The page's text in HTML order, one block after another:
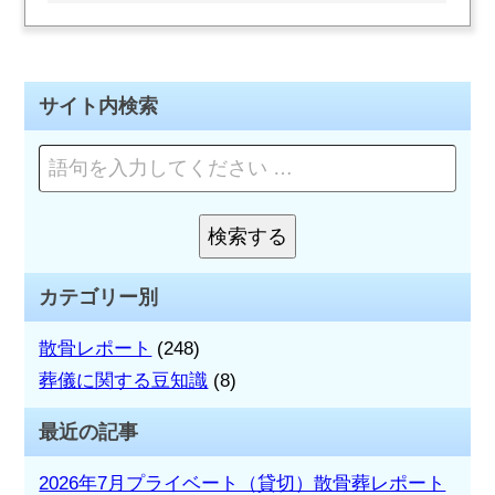
稿
ビ
ゲ
ョ
サイト内検索
ペ
ー
索:
検索する
検
カテゴリー別
散骨レポート (248)
葬儀に関する豆知識 (8)
最近の記事
2026年7月プライベート（貸切）散骨葬レポート